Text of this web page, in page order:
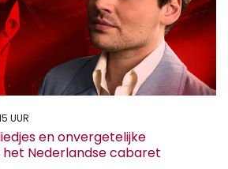
en onvergetelijke
Nederlandse cabaret
UUR